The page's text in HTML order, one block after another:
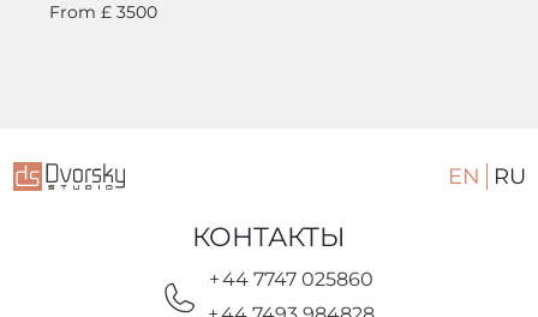
From £ 3500
EN RU
КОНТАКТЫ
+ 44 7747 025860